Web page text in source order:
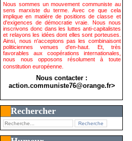
Nous sommes un mouvement communiste au
sens marxiste du terme. Avec ce que cela
implique en matière de positions de classe et
d'exigences de démocratie vraie. Nous nous
inscrivons donc dans les luttes anti-capitalistes
et relayons les idées dont elles sont porteuses.
Ainsi, nous n'acceptons pas les combinaisont
politiciennes venues d'en-haut. Et, très
favorables aux coopérations internationales,
nous nous opposons résolument à toute
constitution européenne.
Nous contacter :
action.communiste76@orange.fr>
Rechercher